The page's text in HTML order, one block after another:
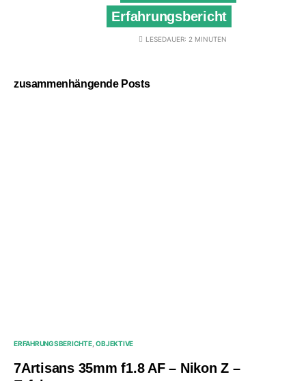
Erfahrungsbericht
LESEDAUER: 2 MINUTEN
zusammenhängende Posts
ERFAHRUNGSBERICHTE OBJEKTIVE
7Artisans 35mm f1.8 AF – Nikon Z –